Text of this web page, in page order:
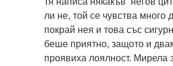
ли не, той се чувства много
покрай нея и това със
беше приятно, защото и
проявиха лоялност. Мирела